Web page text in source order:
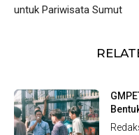
untuk Pariwisata Sumut